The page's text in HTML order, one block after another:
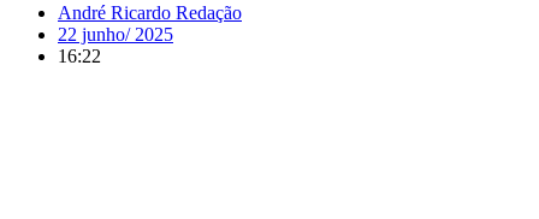
André Ricardo Redação
22 junho/ 2025
16:22